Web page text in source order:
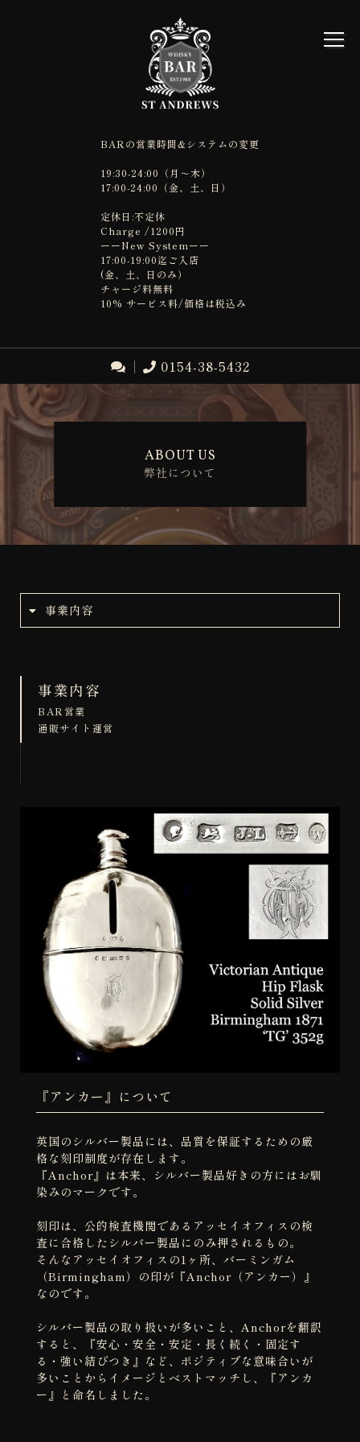
BARの営業時間&システムの変更
19:30-24:00（月～木）
17:00-24:00（金、土、日）
定休日:不定休
Charge /1200円
ーーNew Systemーー
17:00-19:00迄ご入店
(金、土、日のみ）
チャージ料無料
10% サービス料/価格は税込み
0154-38-5432
ABOUT US
弊社について
事業内容
事業内容
BAR営業
通販サイト運営
『アンカー』について
英国のシルバー製品には、品質を保証するための厳
格な刻印制度が存在します。
『Anchor』は本来、シルバー製品好きの方にはお馴
染みのマークです。
刻印は、公的検査機関であるアッセイオフィスの検
査に合格したシルバー製品にのみ押されるもの。
そんなアッセイオフィスの1ヶ所、バーミンガム
（Birmingham）の印が『Anchor（アンカー）』
なのです。
シルバー製品の取り扱いが多いこと、Anchorを翻訳
すると、『安心・安全・安定・長く続く・固定す
る・強い結びつき』など、ポジティブな意味合いが
多いことからイメージとベストマッチし、『アンカ
ー』と命名しました。